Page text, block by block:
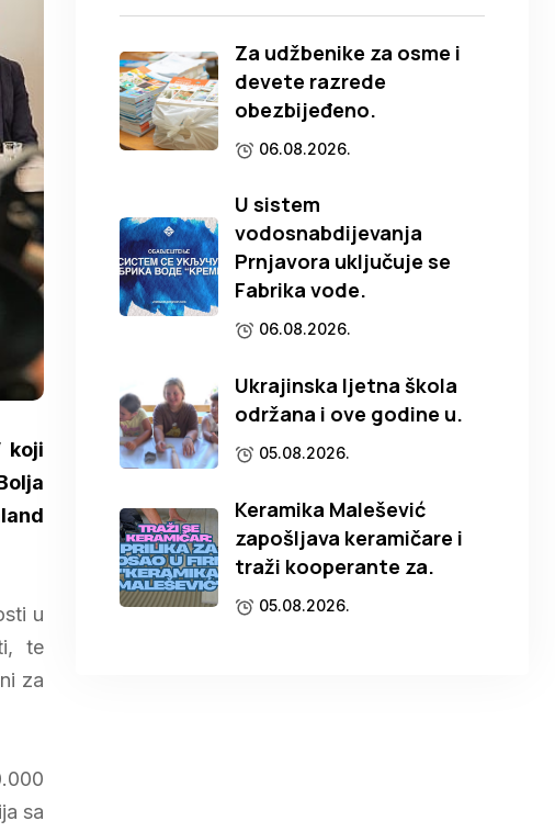
koji
u
te
za
sa
Za udžbenike za osme i
devete razrede
obezbijeđeno.
06.08.2026.
U sistem
vodosnabdijevanja
Prnjavora uključuje se
Fabrika vode.
06.08.2026.
Ukrajinska ljetna škola
održana i ove godine u.
05.08.2026.
Keramika Malešević
zapošljava keramičare i
traži kooperante za.
05.08.2026.